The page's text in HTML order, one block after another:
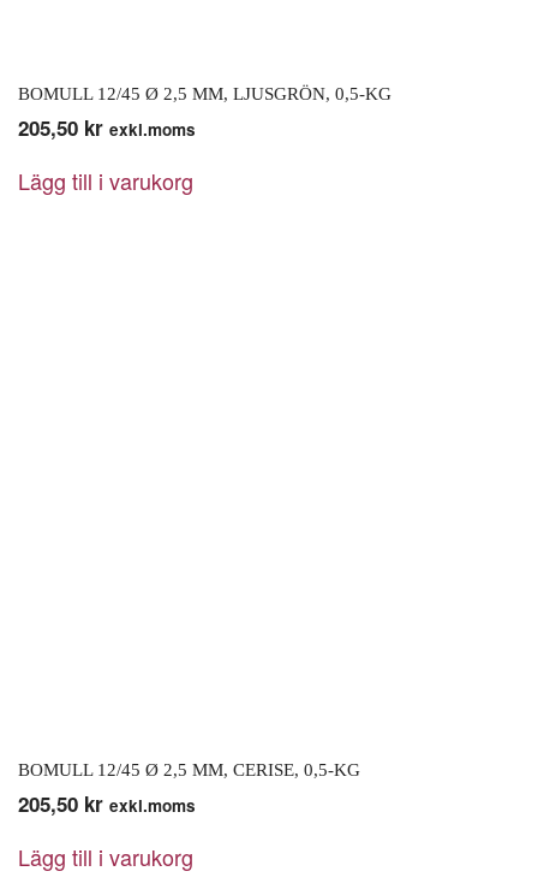
BOMULL 12/45 Ø 2,5 MM, LJUSGRÖN, 0,5-KG
205,50 kr exkl.moms
Lägg till i varukorg
BOMULL 12/45 Ø 2,5 MM, CERISE, 0,5-KG
205,50 kr exkl.moms
Lägg till i varukorg